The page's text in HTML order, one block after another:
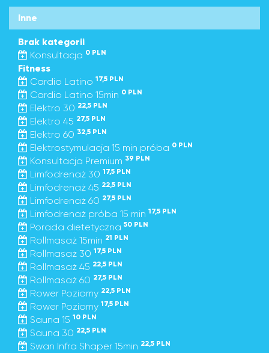
Inne
Brak kategorii
Konsultacja 0 PLN
Fitness
Cardio Latino 17,5 PLN
Cardio Latino 15min 0 PLN
Elektro 30 22,5 PLN
Elektro 45 27,5 PLN
Elektro 60 32,5 PLN
Elektrostymulacja 15 min próba 0 PLN
Konsultacja Premium 39 PLN
Limfodrenaż 30 17,5 PLN
Limfodrenaż 45 22,5 PLN
Limfodrenaż 60 27,5 PLN
Limfodrenaż próba 15 min 17,5 PLN
Porada dietetyczna 50 PLN
Rollmasaż 15min 21 PLN
Rollmasaż 30 17,5 PLN
Rollmasaż 45 22,5 PLN
Rollmasaż 60 27,5 PLN
Rower Poziomy 22,5 PLN
Rower Poziomy 17,5 PLN
Sauna 15 10 PLN
Sauna 30 22,5 PLN
Swan Infra Shaper 15min 22,5 PLN